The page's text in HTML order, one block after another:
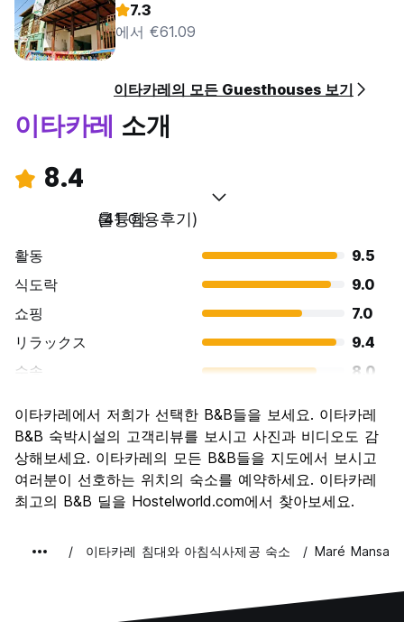
7.3
에서 €61.09
이타카레의 모든 Guesthouses 보기
이타카레 소개
8.4
훌륭함
(41 이용후기)
활동
9.5
식도락
9.0
쇼핑
7.0
リラックス
9.4
수송
8.0
문화
7.5
나이트 라이프
8.3
가격 대비 만족도
8.7
이타카레에서 저희가 선택한 B&B들을 보세요. 이타카레
B&B 숙박시설의 고객리뷰를 보시고 사진과 비디오도 감
상해보세요. 이타카레의 모든 B&B들을 지도에서 보시고
여러분이 선호하는 위치의 숙소를 예약하세요. 이타카레
최고의 B&B 딜을 Hostelworld.com에서 찾아보세요.
이타카레 침대와 아침식사제공 숙소 Maré Mansa